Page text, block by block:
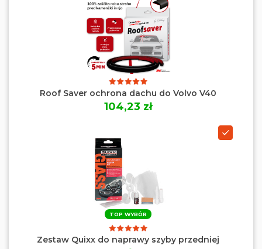
Roof Saver ochrona dachu do Volvo V40
104,23 zł
TOP WYBÓR
Zestaw Quixx do naprawy szyby przedniej